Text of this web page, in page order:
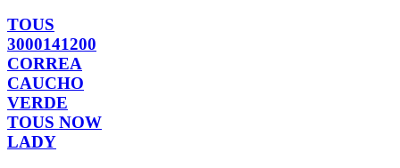
TOUS
3000141200
CORREA
CAUCHO
VERDE
TOUS NOW
LADY